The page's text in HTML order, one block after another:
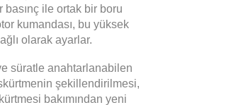
basınç ile ortak bir boru
kumandası, bu yüksek
olarak ayarlar.
süratle anahtarlanabilen
şekillendirilmesi,
bakımından yeni